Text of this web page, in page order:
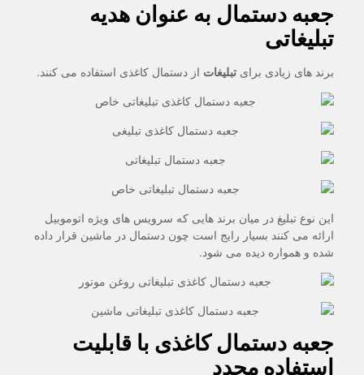
جعبه دستمال به عنوان هدیه
تبلیغاتی
برند های زیادی برای تبلیغات از دستمال کاغذی استفاده می کنند.
این نوع تبلیغ در میان برند هایی که سرویس های ویژه اتوموبیل
ارائه می کنند بسیار رایج است چون دستمال در ماشین قرار داده
شده و همواره دیده می شود.
جعبه دستمال کاغذی با قابلیت
استفاده مجدد